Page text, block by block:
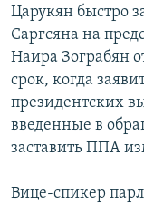
Царукян быстро
Саргсяна на
Наира Зограбян
срок, когда
президентских
введенные в
заставить ППА
Вице-спикер